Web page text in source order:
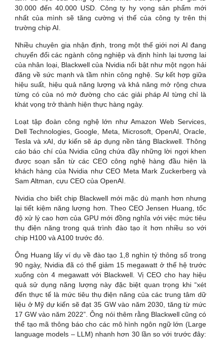
30.000 đến 40.000 USD. Công ty hy vọng sản phẩm mới
nhất của mình sẽ tăng cường vị thế của công ty trên thị
trường chip AI.
Nhiều chuyên gia nhận định, trong một thế giới nơi AI đang
chuyển đổi các ngành công nghiệp và định hình lại tương lai
của nhân loại, Blackwell của Nvidia nổi bật như một ngọn hải
đăng về sức mạnh và tầm nhìn công nghệ. Sự kết hợp giữa
hiệu suất, hiệu quả năng lượng và khả năng mở rộng chưa
từng có của nó mở đường cho các giải pháp AI từng chỉ là
khát vọng trở thành hiện thực hàng ngày.
Loạt tập đoàn công nghệ lớn như Amazon Web Services,
Dell Technologies, Google, Meta, Microsoft, OpenAI, Oracle,
Tesla và xAI, dự kiến sẽ áp dụng nền tảng Blackwell. Thông
cáo báo chí của Nvidia cũng chứa đầy những lời ngợi khen
được soạn sẵn từ các CEO công nghệ hàng đầu hiện là
khách hàng của Nvidia như CEO Meta Mark Zuckerberg và
Sam Altman, cựu CEO của OpenAI.
Nvidia cho biết chip Blackwell mới mặc dù mạnh hơn nhưng
lại tiết kiệm năng lượng hơn. Theo CEO Jensen Huang, tốc
độ xử lý cao hơn của GPU mới đồng nghĩa với việc mức tiêu
thụ điện năng trong quá trình đào tạo ít hơn nhiều so với
chip H100 và A100 trước đó.
Ông Huang lấy ví dụ về đào tạo 1,8 nghìn tỷ thông số trong
90 ngày, Nvidia đã có thể giảm 15 megawatt ở thế hệ trước
xuống còn 4 megawatt với Blackwell. Vị CEO cho hay hiệu
quả sử dụng năng lượng này đặc biệt quan trọng khi “xét
đến thực tế là mức tiêu thụ điện năng của các trung tâm dữ
liệu ở Mỹ dự kiến sẽ đạt 35 GW vào năm 2030, tăng từ mức
17 GW vào năm 2022”. Ông nói thêm rằng Blackwell cũng có
thể tạo mã thông báo cho các mô hình ngôn ngữ lớn (Large
language models – LLM) nhanh hơn 30 lần so với trước đây: